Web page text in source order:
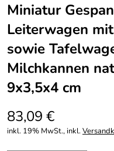
Miniatur
Leiterwagen
sowie
Milchkannen
9x3,5x4 cm
83,09 €
inkl. 19% MwSt., inkl.